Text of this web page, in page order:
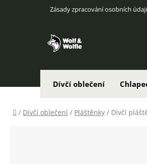
Zásady zpracování osobních
Dívčí oblečení
Domů
/ Dívčí oblečení / Pláštěnky / Dívčí